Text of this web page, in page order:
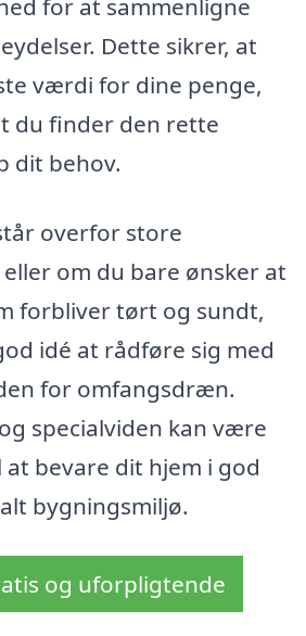
for at sammenligne
Dette sikrer, at
værdi for dine penge,
du finder den rette
dit behov.
overfor store
om du bare ønsker at
forbliver tørt og sundt,
idé at rådføre sig med
for omfangsdræn.
specialviden kan være
bevare dit hjem i god
bygningsmiljø.
og uforpligtende